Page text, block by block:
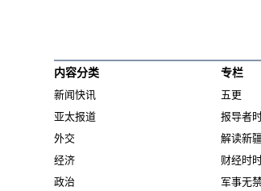
内容分类
新闻快讯
亚太报道
外交
经济
政治
专栏
五更
报导者
解读新
财经时
军事无